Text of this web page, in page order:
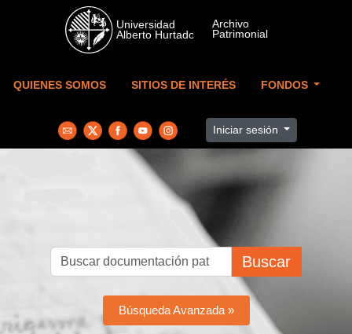
Skip to main content
QUIENES SOMOS SITIOS DE INTERÉS FONDOS
Iniciar sesión
Buscar
Búsqueda Avanzada »